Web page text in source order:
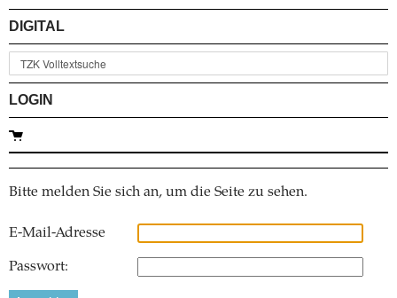
DIGITAL
LOGIN
Bitte melden Sie sich an, um die Seite zu sehen.
E-Mail-Adresse
Passwort: